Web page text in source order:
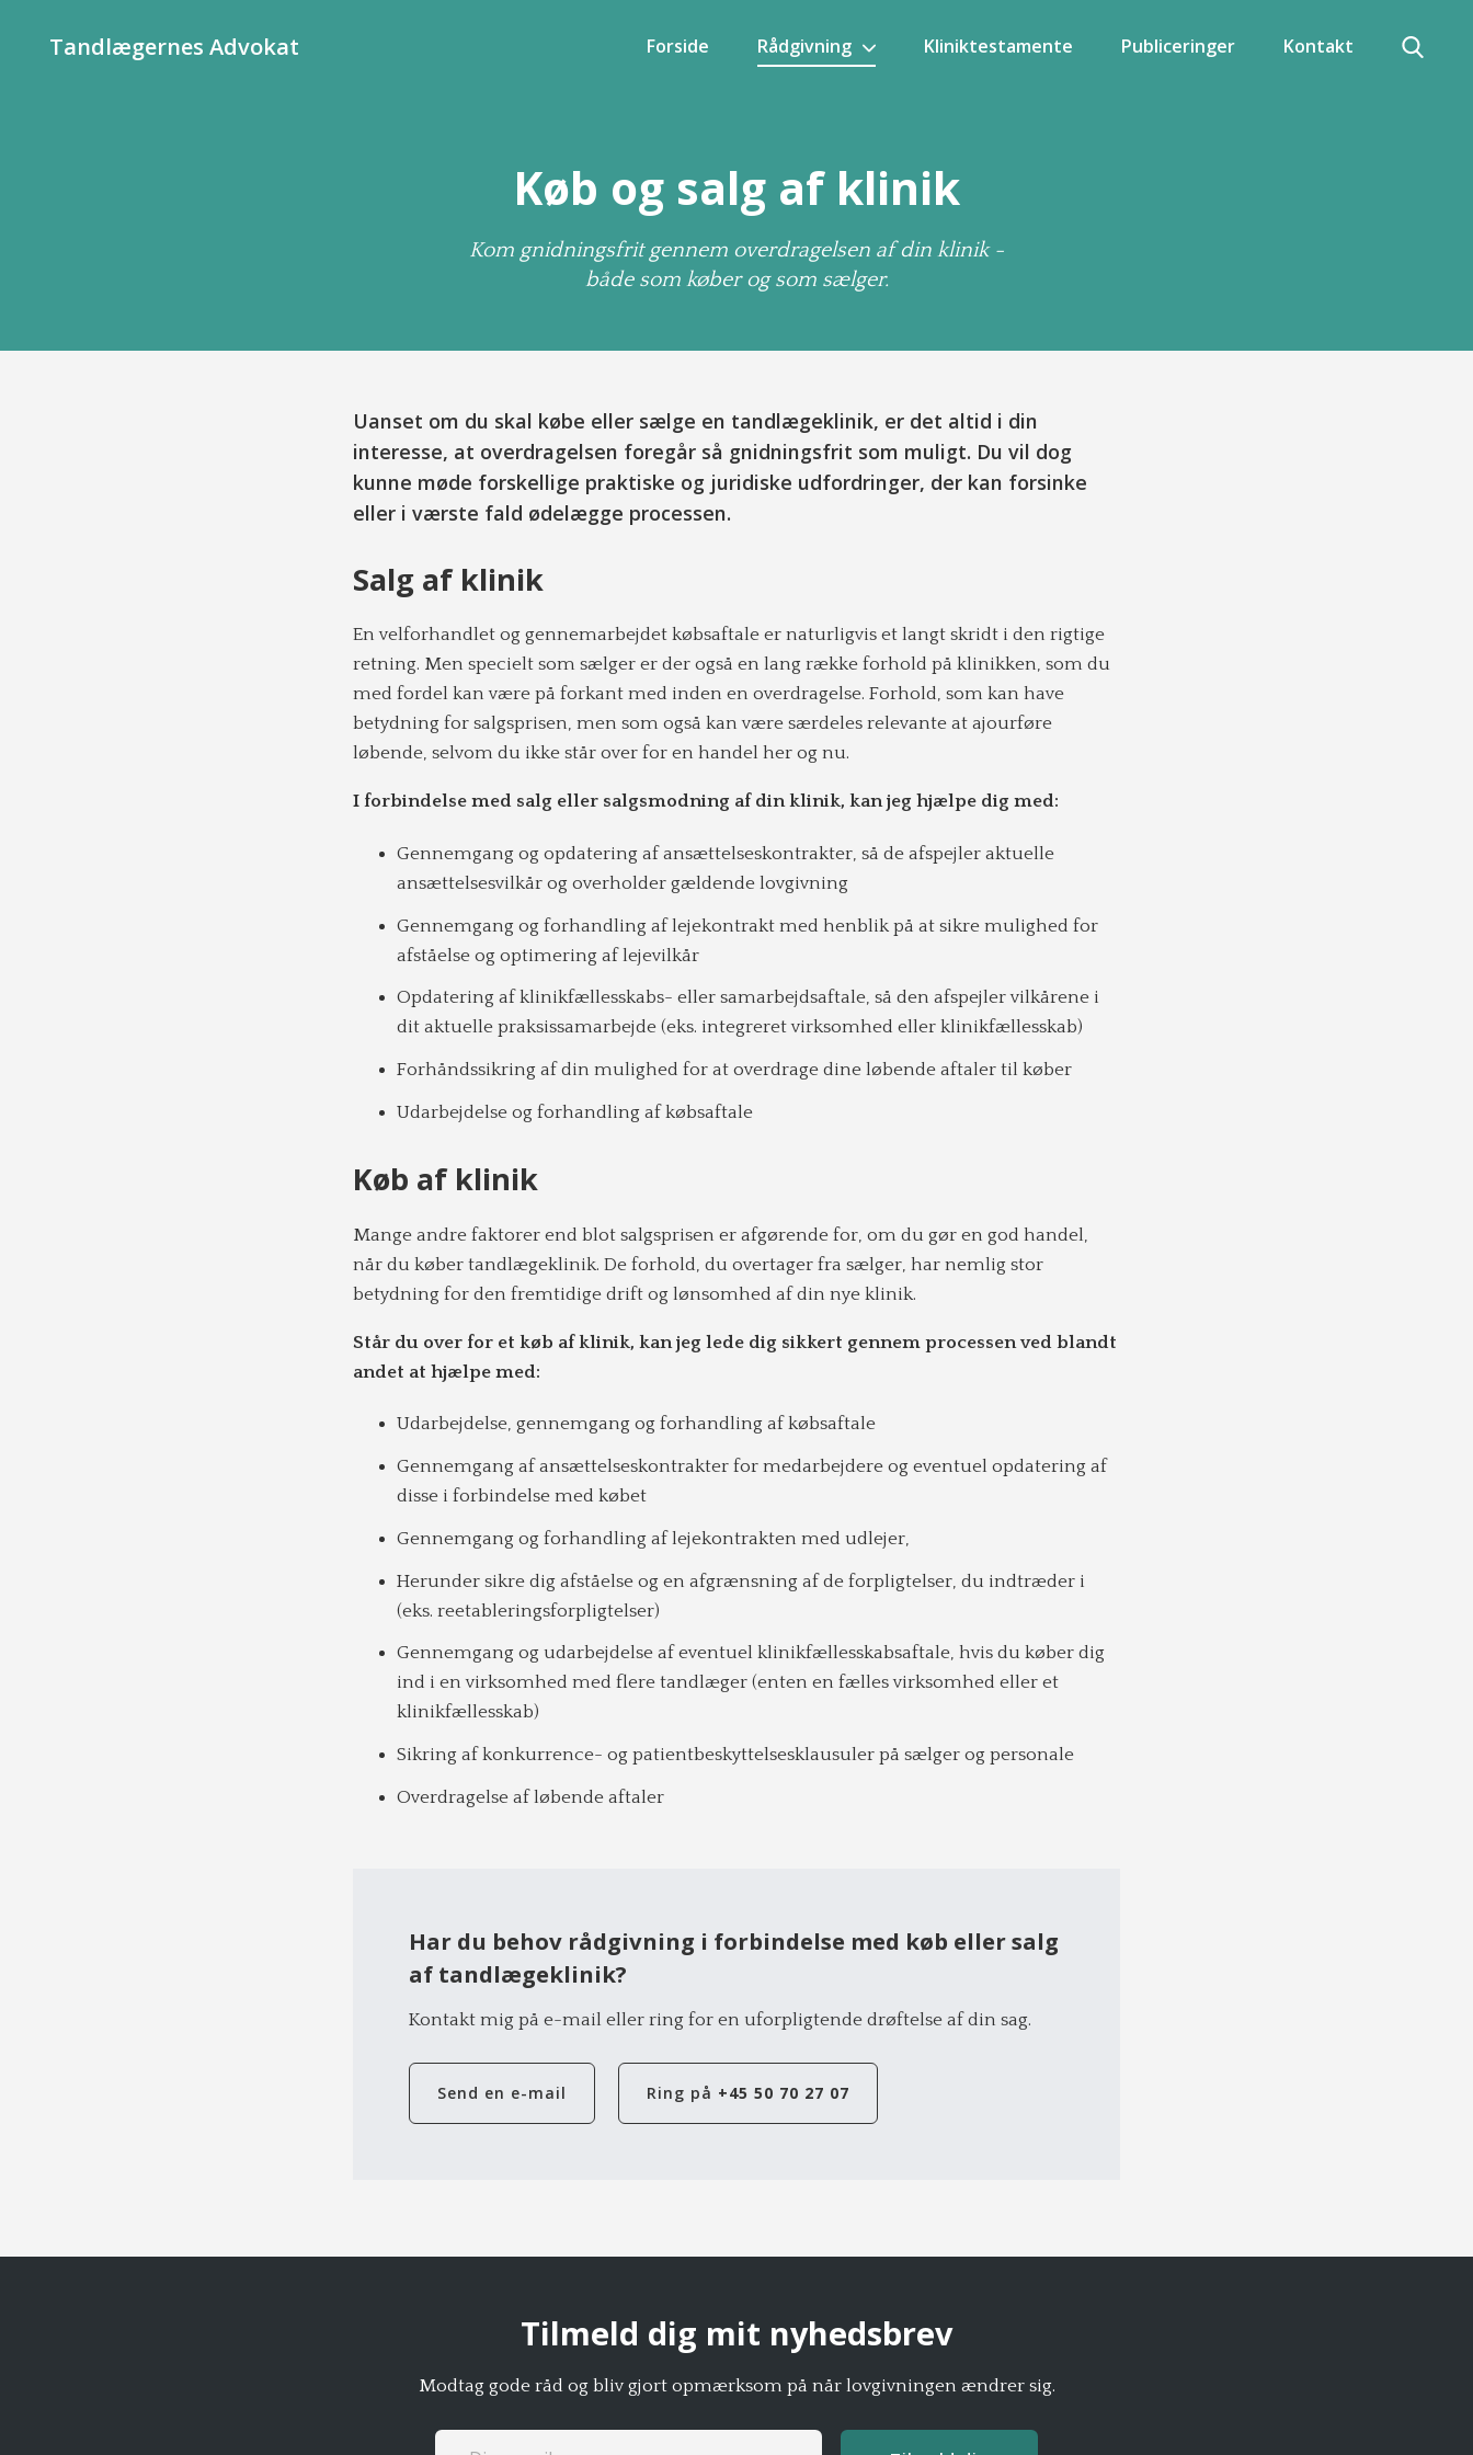
Tandlægernes Advokat Forside Rådgivning Kliniktestamente Publiceringer Kontakt
Køb og salg af klinik
Kom gnidningsfrit gennem overdragelsen af din klinik -
både som køber og som sælger.
Uanset om du skal købe eller sælge en tandlægeklinik, er det altid i din
interesse, at overdragelsen foregår så gnidningsfrit som muligt. Du vil dog
kunne møde forskellige praktiske og juridiske udfordringer, der kan forsinke
eller i værste fald ødelægge processen.
Salg af klinik
En velforhandlet og gennemarbejdet købsaftale er naturligvis et langt skridt i den rigtige
retning. Men specielt som sælger er der også en lang række forhold på klinikken, som du
med fordel kan være på forkant med inden en overdragelse. Forhold, som kan have
betydning for salgsprisen, men som også kan være særdeles relevante at ajourføre
løbende, selvom du ikke står over for en handel her og nu.
I forbindelse med salg eller salgsmodning af din klinik, kan jeg hjælpe dig med:
Gennemgang og opdatering af ansættelseskontrakter, så de afspejler aktuelle
ansættelsesvilkår og overholder gældende lovgivning
Gennemgang og forhandling af lejekontrakt med henblik på at sikre mulighed for
afståelse og optimering af lejevilkår
Opdatering af klinikfællesskabs- eller samarbejdsaftale, så den afspejler vilkårene i
dit aktuelle praksissamarbejde (eks. integreret virksomhed eller klinikfællesskab)
Forhåndssikring af din mulighed for at overdrage dine løbende aftaler til køber
Udarbejdelse og forhandling af købsaftale
Køb af klinik
Mange andre faktorer end blot salgsprisen er afgørende for, om du gør en god handel,
når du køber tandlægeklinik. De forhold, du overtager fra sælger, har nemlig stor
betydning for den fremtidige drift og lønsomhed af din nye klinik.
Står du over for et køb af klinik, kan jeg lede dig sikkert gennem processen ved blandt
andet at hjælpe med:
Udarbejdelse, gennemgang og forhandling af købsaftale
Gennemgang af ansættelseskontrakter for medarbejdere og eventuel opdatering af
disse i forbindelse med købet
Gennemgang og forhandling af lejekontrakten med udlejer,
Herunder sikre dig afståelse og en afgrænsning af de forpligtelser, du indtræder i
(eks. reetableringsforpligtelser)
Gennemgang og udarbejdelse af eventuel klinikfællesskabsaftale, hvis du køber dig
ind i en virksomhed med flere tandlæger (enten en fælles virksomhed eller et
klinikfællesskab)
Sikring af konkurrence- og patientbeskyttelsesklausuler på sælger og personale
Overdragelse af løbende aftaler
Har du behov rådgivning i forbindelse med køb eller salg
af tandlægeklinik?
Kontakt mig på e-mail eller ring for en uforpligtende drøftelse af din sag.
Send en e-mail Ring på +45 50 70 27 07
Tilmeld dig mit nyhedsbrev
Modtag gode råd og bliv gjort opmærksom på når lovgivningen ændrer sig.